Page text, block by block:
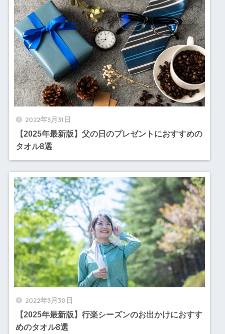
2022年3月31日
【2025年最新版】父の日のプレゼントにおすすめの
タオル8選
2022年3月30日
【2025年最新版】行楽シーズンのお出かけにおすす
めのタオル8選